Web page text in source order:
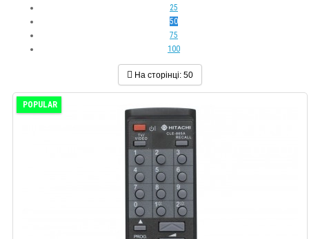
25
50
75
100
На сторінці: 50
POPULAR